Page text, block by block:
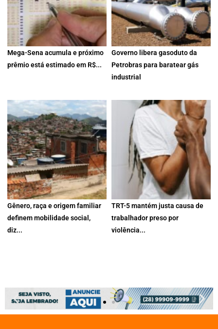
Mega-Sena acumula e próximo
prêmio está estimado em R$...
35 - 38 -...
31 de julho de 2026
Governo libera gasoduto da
Petrobras para baratear gás
industrial
Ministério estima que mudança
deve reduzir valor do gás...
31 de julho de 2026
Gênero, raça e origem familiar
definem mobilidade social,
diz...
TRT-5 mantém justa causa de
trabalhador preso por
violência...
30 de julho de 2026